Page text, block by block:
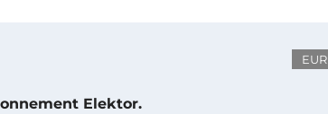
EUR
Elektor.